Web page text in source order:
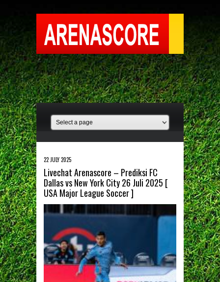
22 JULY 2025
Livechat Arenascore – Prediksi FC
Dallas vs New York City 26 Juli 2025 [
USA Major League Soccer ]